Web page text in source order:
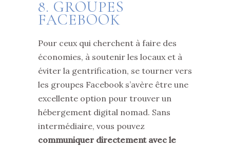
8. GROUPES
FACEBOOK
Pour ceux qui cherchent à faire des
économies, à soutenir les locaux et à
éviter la gentrification, se tourner vers
les groupes Facebook s’avère être une
excellente option pour trouver un
hébergement digital nomad. Sans
intermédiaire, vous pouvez
communiquer directement avec le